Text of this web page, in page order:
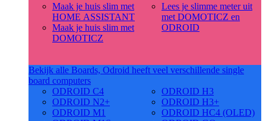
Maak je huis slim met
HOME ASSISTANT
Maak je huis slim met
DOMOTICZ
Lees je slimme meter uit
met DOMOTICZ en
ODROID
Bekijk alle Boards, Odroid heeft veel verschillende single
board computers
ODROID C4
ODROID N2+
ODROID M1
ODROID H3
ODROID H3+
ODROID HC4 (OLED)